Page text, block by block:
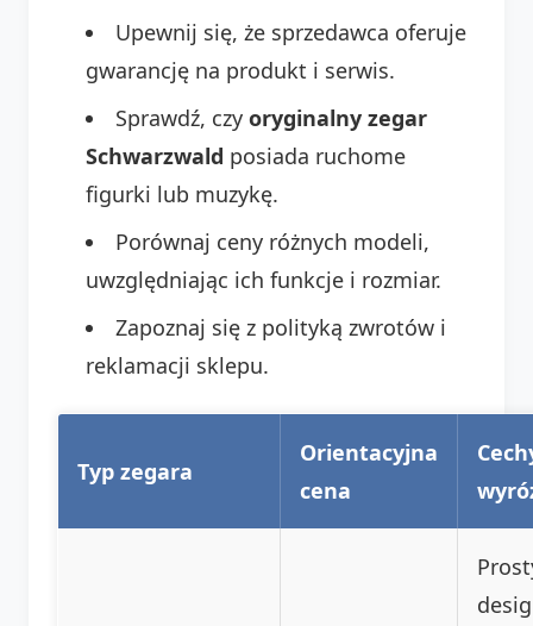
Upewnij się, że sprzedawca oferuje
gwarancję na produkt i serwis.
Sprawdź, czy oryginalny zegar
Schwarzwald posiada ruchome
figurki lub muzykę.
Porównaj ceny różnych modeli,
uwzględniając ich funkcje i rozmiar.
Zapoznaj się z polityką zwrotów i
reklamacji sklepu.
Typ zegara
Orientacyjna
cena